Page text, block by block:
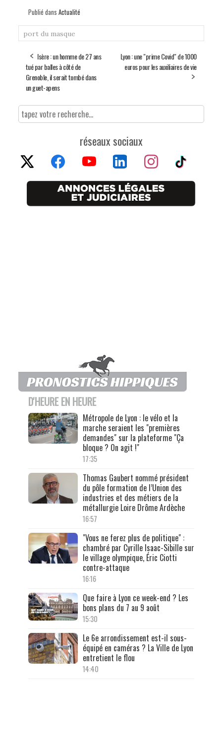
Publié dans Actualité
port du masque
Isère : un homme de 27 ans
tué par balles à côté de
Grenoble, il serait tombé dans
un guet-apens
Lyon : une "prime Covid" de 1000
euros pour les auxiliaires de vie
réseaux sociaux
D'HEURE EN HEURE
Métropole de Lyon : le vélo et la
marche seraient les "premières
demandes" sur la plateforme "Ça
bloque ? On agit !"
17:35
Thomas Gaubert nommé président
du pôle formation de l’Union des
industries et des métiers de la
métallurgie Loire Drôme Ardèche
16:57
"Vous ne ferez plus de politique" :
chambré par Cyrille Isaac-Sibille sur
le village olympique, Éric Ciotti
contre-attaque
16:16
Que faire à Lyon ce week-end ? Les
bons plans du 7 au 9 août
15:30
Le 6e arrondissement est-il sous-
équipé en caméras ? La Ville de Lyon
entretient le flou
14:40